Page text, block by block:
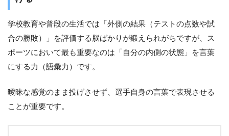
学校教育や普段の生活では「外側の結果（テストの点数や試
合の勝敗）」を評価する脳ばかりが鍛えられがちですが、ス
ポーツにおいて最も重要なのは「自分の内側の状態」を言葉
にする力（語彙力）です。
曖昧な感覚のまま投げさせず、選手自身の言葉で表現させる
ことが重要です。